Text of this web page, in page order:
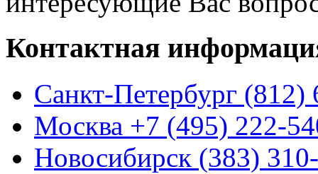
Контактная
Санкт-Петербург (812)
Москва +7 (495) 222-
Новосибирск (383)